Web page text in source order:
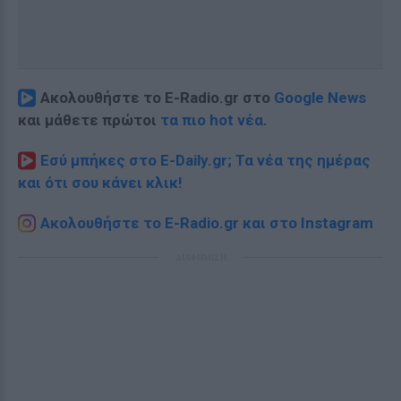
Ακολουθήστε το E-Radio.gr στο Google News
και μάθετε πρώτοι τα πιο hot νέα.
Εσύ μπήκες στο E-Daily.gr; Τα νέα της ημέρας
και ότι σου κάνει κλικ!
Ακολουθήστε το E-Radio.gr και στο Instagram